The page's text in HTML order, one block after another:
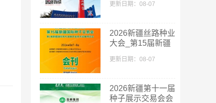
商名录
更新日期：08-07
2026新疆丝路种业
大会_第15届新疆
刊
更新日期：08-07
2026新疆第十一届
种子展示交易会会